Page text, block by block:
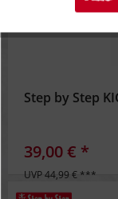
Step by Step
39,00 € *
UVP 44,99 € ***
Service